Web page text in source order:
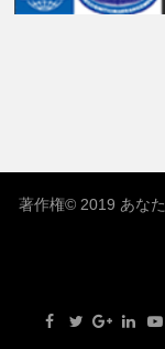
著作権© 2019 あな